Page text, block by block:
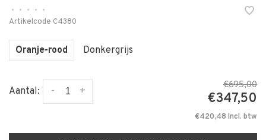
• • • •
•
Artikelcode C4380
Oranje-rood Donkergrijs
Aantal: +
-
€695,00
€347,50
€420,48 Incl. btw